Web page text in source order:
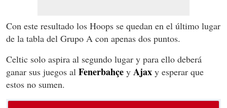
Con este resultado los Hoops se quedan en el último lugar
de la tabla del Grupo A con apenas dos puntos.
Celtic solo aspira al segundo lugar y para ello deberá
ganar sus juegos al Fenerbahçe y Ajax y esperar que
estos no sumen.